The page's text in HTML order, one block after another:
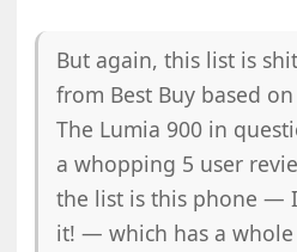
But again, this list is
from Best Buy based
The Lumia 900 in
a whopping 5 user
the list is this phone —
it! — which has a whole